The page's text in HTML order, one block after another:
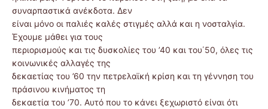
συναρπαστικά ανέκδοτα. Δεν
είναι μόνο οι παλιές καλές στιγμές αλλά και η νοσταλγία.
Έχουμε μάθει για τους
περιορισμούς και τις δυσκολίες του ’40 και του΄50, όλες τις
κοινωνικές αλλαγές της
δεκαετίας του ’60 την πετρελαϊκή κρίση και τη γέννηση του
πράσινου κινήματος τη
δεκαετία του ’70. Αυτό που το κάνει ξεχωριστό είναι ότι